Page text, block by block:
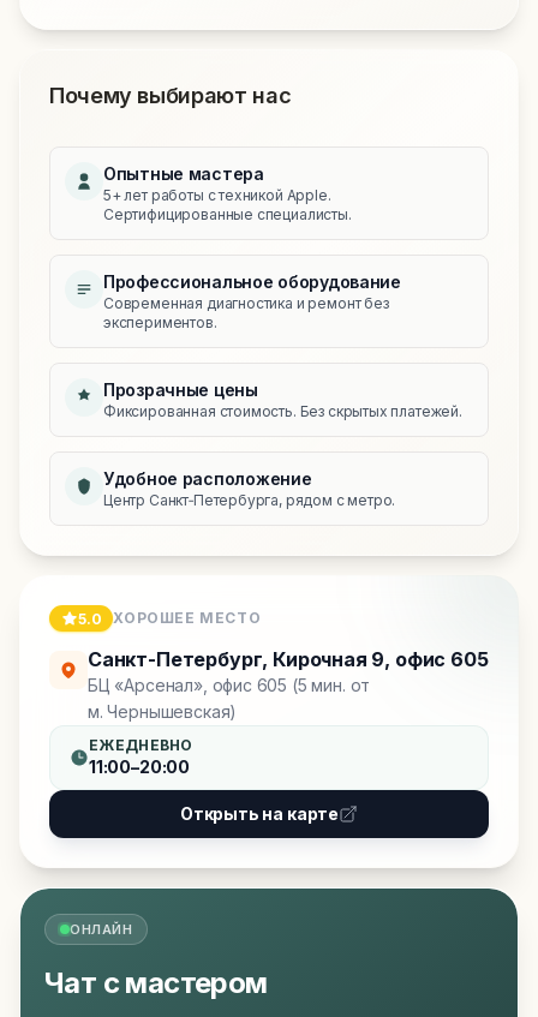
Почему выбирают нас
Опытные мастера
5+ лет работы с техникой Apple.
Сертифицированные специалисты.
Профессиональное оборудование
Современная диагностика и ремонт без
экспериментов.
Прозрачные цены
Фиксированная стоимость. Без скрытых платежей.
Удобное расположение
Центр Санкт‑Петербурга, рядом с метро.
5.0 ХОРОШЕЕ МЕСТО
Санкт-Петербург, Кирочная 9, офис 605
БЦ «Арсенал», офис 605 (5 мин. от
м. Чернышевская)
ЕЖЕДНЕВНО
11:00–20:00
Открыть на карте
ОНЛАЙН
Чат с мастером